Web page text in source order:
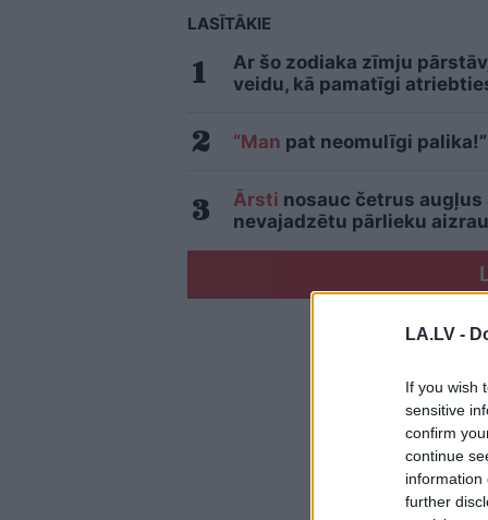
LA.LV -
If you wish
sensitive
confirm
continue
information
further
LASĪTĀKIE
Ar šo zodiaka zīmju
veidu, kā pamatīgi
“Man pat neomulīgi
Ārsti nosauc četrus augļus
nevajadzētu pārlieku